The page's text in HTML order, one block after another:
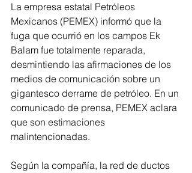
La empresa estatal Petróleos
Mexicanos (PEMEX) informó que la
fuga que ocurrió en los campos Ek
Balam fue totalmente reparada,
desmintiendo las afirmaciones de los
medios de comunicación sobre un
gigantesco derrame de petróleo. En un
comunicado de prensa, PEMEX aclara
que son estimaciones
malintencionadas.
Según la compañía, la red de ductos